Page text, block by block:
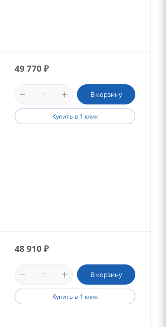
49 770 ₽
В корзину
Купить в 1 клик
48 910 ₽
В корзину
Купить в 1 клик